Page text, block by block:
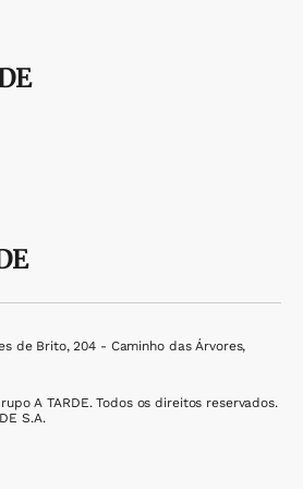
de Brito, 204 - Caminho das Árvores,
A TARDE. Todos os direitos reservados.
S.A.